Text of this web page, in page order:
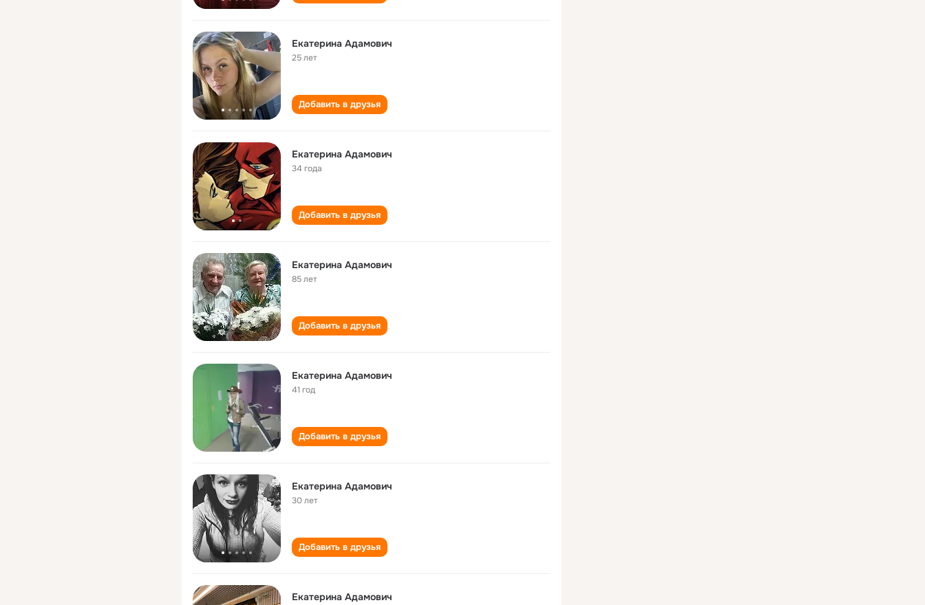
Екатерина Адамович
25 лет
Добавить в друзья
Екатерина Адамович
34 года
Добавить в друзья
Екатерина Адамович
85 лет
Добавить в друзья
Екатерина Адамович
41 год
Добавить в друзья
Екатерина Адамович
30 лет
Добавить в друзья
Екатерина Адамович